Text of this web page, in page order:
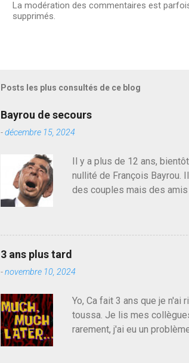
E
t
e
r
u
m
m
e
n
r
La modération des commentaires est
supprimés.
Posts les plus consultés de ce blog
Bayrou de secours
-décembre 15, 2024
Il y a plus de 12 ans,
nullité de François Bayrou.
des couples mais des amis
déjà le candidat de la
du centre de la gauche
de l'Assemblée ou du
3 ans plus tard
-novembre 10, 2024
Yo, Ca fait 3 ans que je
toussa. Je lis mes
rarement, j'ai eu un
pouvoir, Vlad Poutine qui